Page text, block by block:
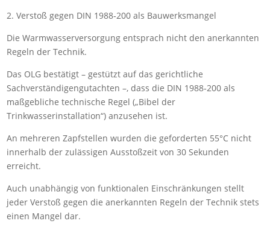
2. Verstoß gegen DIN 1988‑200 als Bauwerksmangel
Die Warmwasserversorgung entsprach nicht den anerkannten
Regeln der Technik.
Das OLG bestätigt – gestützt auf das gerichtliche
Sachverständigengutachten –, dass die DIN 1988‑200 als
maßgebliche technische Regel („Bibel der
Trinkwasserinstallation“) anzusehen ist.
An mehreren Zapfstellen wurden die geforderten 55°C nicht
innerhalb der zulässigen Ausstoßzeit von 30 Sekunden
erreicht.
Auch unabhängig von funktionalen Einschränkungen stellt
jeder Verstoß gegen die anerkannten Regeln der Technik stets
einen Mangel dar.